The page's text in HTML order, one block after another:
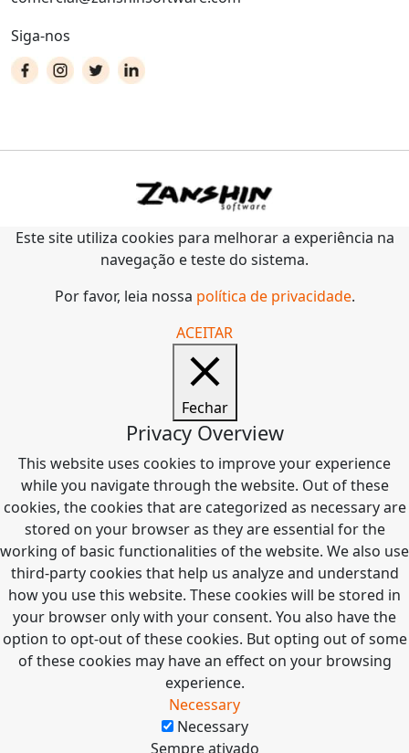
Siga-nos
Este site utiliza cookies para melhorar a experiência na
navegação e teste do sistema.
Por favor, leia nossa política de privacidade.
ACEITAR
Fechar
Privacy Overview
This website uses cookies to improve your experience
while you navigate through the website. Out of these
cookies, the cookies that are categorized as necessary are
stored on your browser as they are essential for the
working of basic functionalities of the website. We also use
third-party cookies that help us analyze and understand
how you use this website. These cookies will be stored in
your browser only with your consent. You also have the
option to opt-out of these cookies. But opting out of some
of these cookies may have an effect on your browsing
experience.
Necessary
Necessary
Sempre ativado